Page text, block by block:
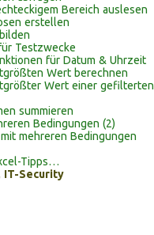
Bereich auslesen
erstellen
Testzwecke
für Datum & Uhrzeit
Wert berechnen
Wert einer gefilterten
summieren
Bedingungen (2)
mit mehreren Bedingungen
Tipps…
IT-Security